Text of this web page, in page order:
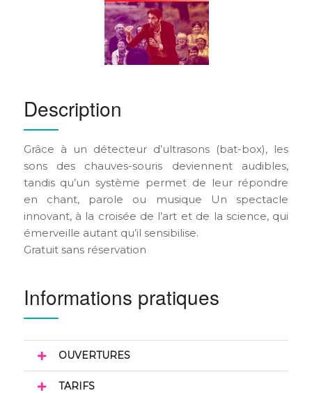
Description
Grâce à un détecteur d’ultrasons (bat-box), les
sons des chauves-souris deviennent audibles,
tandis qu’un système permet de leur répondre
en chant, parole ou musique Un spectacle
innovant, à la croisée de l’art et de la science, qui
émerveille autant qu’il sensibilise.
Gratuit sans réservation
Informations pratiques
OUVERTURES
TARIFS